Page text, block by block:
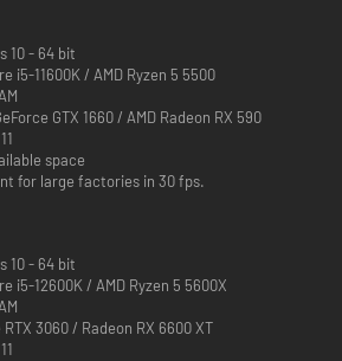
wznoszone właśnie przy pomocy
modułów. Dostarczając te elementy,
w czasie rzeczywistym, a każdy moduł stanie
Rozwój budynku jest bezpośrednio
10 - 64 bit
Intel Core i5-11600K / AMD Ryzen 5 5500
Nvidia GeForce GTX 1660 / AMD Radeon RX 590
space
for large factories in 30 fps.
10 - 64 bit
i5-12600K / AMD Ryzen 5 5600X
RTX 3060 / Radeon RX 6600 XT